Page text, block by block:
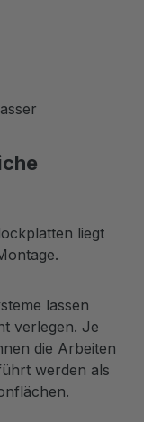
liegt
lassen
verlegen. Je
die Arbeiten
werden als